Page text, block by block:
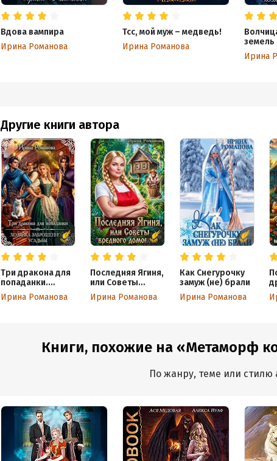
Другие книги автора
Три дракона для
попаданки.
Хозяйка
заброшенной
Ирина Романова
Последняя Ягиня,
или Советы
вредного
домового
Ирина Романова
Как Снегурочку
замуж (не) брали
Ирина Романова
Вдова вампира
Ирина Романова
Тсс, мой муж – медведь!
Ирина Романова
земель
Ирина
Книги, похожие на «Метаморф
По жанру, теме или стилю